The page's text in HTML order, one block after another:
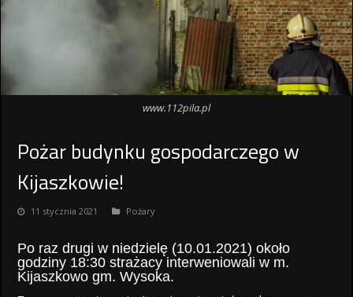
www.112pila.pl
Pożar budynku gospodarczego w
Kijaszkowie!
11 stycznia 2021 Pożary
Po raz drugi w niedzielę (10.01.2021) około
godziny 18:30 strażacy interweniowali w m.
Kijaszkowo gm. Wysoka.